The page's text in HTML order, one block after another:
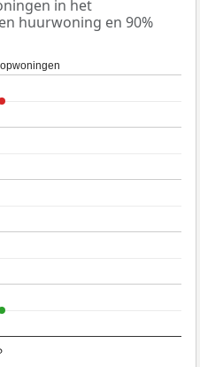
in het
huurwoning en 90%